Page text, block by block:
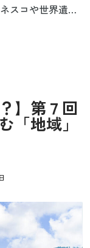
スコや世界遺産
に世界遺産登録
ます。
】第７回
「地域」